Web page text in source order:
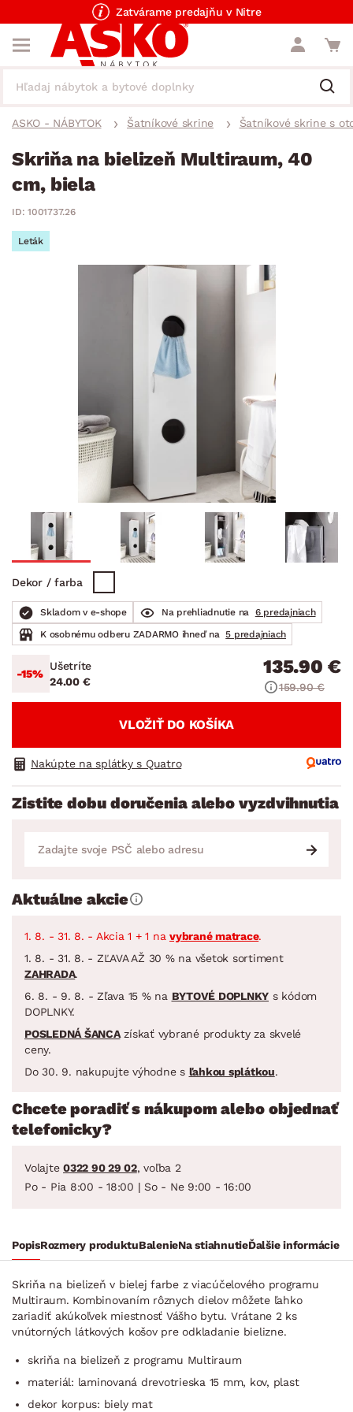
Zatvárame predajňu v Nitre
ASKO - NÁBYTOK Šatníkové skrine Šatníkové skrine s
Skriňa na bielizeň Multiraum, 40
cm, biela
ID: 1001737.26
Leták
Dekor / farba
Skladom v e-shope Na prehliadnutie na
6 predajniach
K osobnému odberu ZADARMO ihneď na 5 predajniach
-15%
Ušetríte
24.00 €
135.90 €
159.90 €
VLOŽIŤ DO KOŠÍKA
Nakúpte na splátky s Quatro
Zistite dobu doručenia alebo vyzdvihnutia
Aktuálne akcie
1. 8. - 31. 8. - Akcia 1 + 1 na vybrané matrace.
1. 8. - 31. 8. - ZĽAVA AŽ 30 % na všetok sortiment
ZAHRADA.
6. 8. - 9. 8. - Zľava 15 % na BYTOVÉ DOPLNKY s kódom
DOPLNKY.
POSLEDNÁ ŠANCAzískať vybrané produkty za skvelé
ceny.
Do 30. 9. nakupujte výhodne s ľahkou splátkou.
Chcete poradiť s nákupom alebo objednať
telefonicky?
Volajte 0322 90 29 02, voľba 2
Po - Pia 8:00 - 18:00 | So - Ne 9:00 - 16:00
PopisRozmery produktuBalenieNa stiahnutieĎalšie informácie
Skriňa na bielizeň v bielej farbe z viacúčelového programu
Multiraum. Kombinovaním rôznych dielov môžete ľahko
zariadiť akúkoľvek miestnosť Vášho bytu. Vrátane 2 ks
vnútorných látkových košov pre odkladanie bielizne.
skriňa na bielizeň z programu Multiraum
materiál: laminovaná drevotrieska 15 mm, kov, plast
dekor korpus: biely mat